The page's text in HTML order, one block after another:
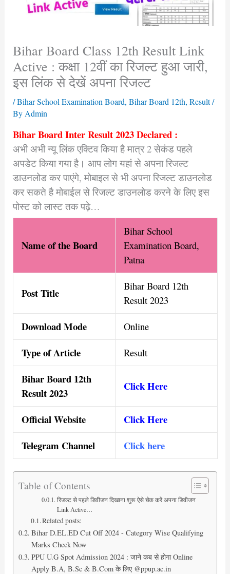
Bihar Board Class 12th Result Link
Active : कक्षा 12वीं का रिजल्ट हुआ जारी,
इस लिंक से देखें अपना रिजल्ट
/Bihar School Examination Board, Bihar Board 12th, Result/
By Admin
Bihar Board Inter Result 2023 Declared :
अभी अभी न्यू लिंक एक्टिव किया है मात्र 2 सेकंड पहले
अपडेट किया गया है। आप लोग यहां से अपना रिजल्ट
डाउनलोड कर पाएंगे, मोबाइल से भी अपना रिजल्ट डाउनलोड
कर सकते है मोबाईल से रिजल्ट डाउनलोड करने के लिए इस
पोस्ट को लास्ट तक पढ़े…
Name of the Board
Bihar School
Examination Board,
Patna
Post Title
Bihar Board 12th
Result 2023
Download Mode Online
Type of Article Result
Bihar Board 12th
Result 2023
Click Here
Official Website
Click Here
Telegram Channel
Click here
Table of Contents
रिजल्ट से पहले डिवीजन दिखाना शुरू ऐसे चेक करें अपना डिवीजन
Link Active…
Related posts:
Bihar D.EL.ED Cut Off 2024 - Category Wise Qualifying
Marks Check Now
PPU U.G Spot Admission 2024 : जाने कब से होगा Online
Apply B.A, B.Sc & B.Com के लिए @ppup.ac.in